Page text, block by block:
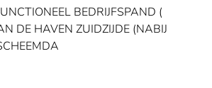
BEDRIJFSPAND (
DE HAVEN ZUIDZIJDE (NABIJ